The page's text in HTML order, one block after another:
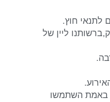
לתנאי חוץ.
ליין של
באמת השתמשו